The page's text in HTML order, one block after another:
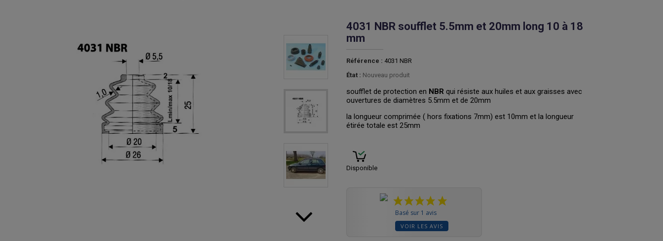
4031 NBR soufflet 5.5mm et 20mm long 10 à 18
mm
Référence : 4031 NBR
État : Nouveau produit
soufflet de protection en NBR qui résiste aux huiles et aux graisses avec
ouvertures de diamètres 5.5mm et de 20mm
la longueur comprimée ( hors fixations 7mm) est 10mm et la longueur
étirée totale est 25mm
Disponible
Basé sur 1 avis
VOIR LES AVIS